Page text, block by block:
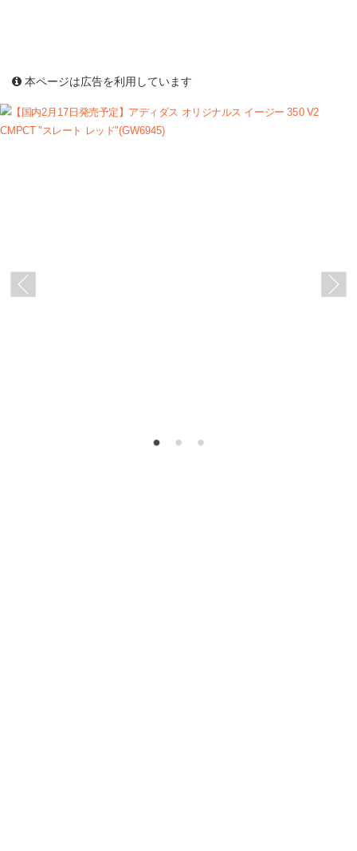
本ページは広告を利用しています